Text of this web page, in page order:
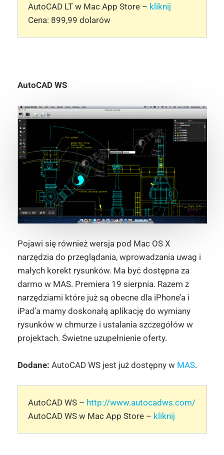
AutoCAD LT w Mac App Store – kliknij
Cena: 899,99 dolarów
AutoCAD WS
Pojawi się również wersja pod Mac OS X
narzędzia do przeglądania, wprowadzania uwag i
małych korekt rysunków. Ma być dostępna za
darmo w MAS. Premiera 19 sierpnia. Razem z
narzędziami które już są obecne dla iPhone’a i
iPad’a mamy doskonałą aplikację do wymiany
rysunków w chmurze i ustalania szczegółów w
projektach. Świetne uzupełnienie oferty.
Dodane: AutoCAD WS jest już dostępny w MAS.
AutoCAD WS – http://www.autocadws.com/
AutoCAD WS w Mac App Store – kliknij